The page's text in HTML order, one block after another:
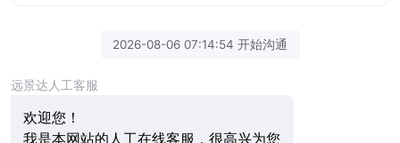
2026-08-06 07:14:54 开始沟通
远景达人工客服
欢迎您！
我是本网站的人工在线客服，很高兴为您